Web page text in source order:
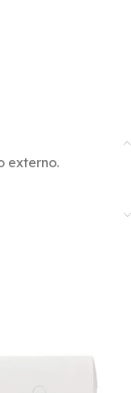
externo.